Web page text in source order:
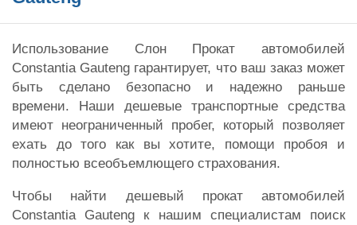
Использование Слон Прокат автомобилей
Constantia Gauteng гарантирует, что ваш заказ может
быть сделано безопасно и надежно раньше
времени. Наши дешевые транспортные средства
имеют неограниченный пробег, который позволяет
ехать до того как вы хотите, помощи пробоя и
полностью всеобъемлющего страхования.
Чтобы найти дешевый прокат автомобилей
Constantia Gauteng к нашим специалистам поиск